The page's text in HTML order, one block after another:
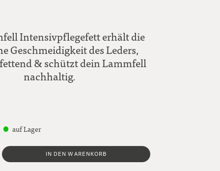
Intensivpflegefett erhält die
Geschmeidigkeit des Leders,
& schützt dein Lammfell
nachhaltig.
auf Lager
IN DEN WARENKORB